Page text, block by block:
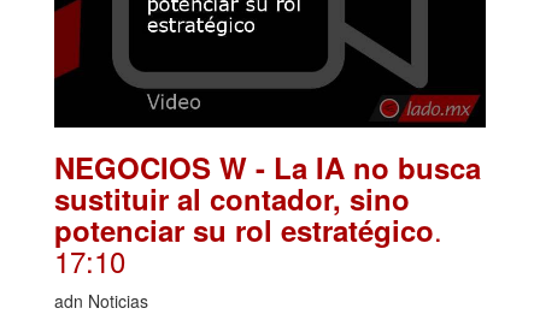
NEGOCIOS W - La IA no busca
sustituir al contador, sino
potenciar su rol estratégico.
17:10
adn Noticias